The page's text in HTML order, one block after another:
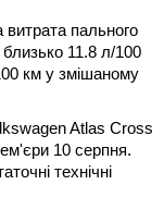
витрата пального
11.8 л/100
км у змішаному
Atlas Cross
10 серпня.
технічні